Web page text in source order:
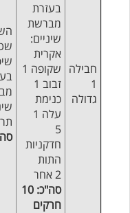
חבילה
1
גדולה
בעזרת
מברשת
שיניים:
אקרית
שקופה 1
זבוב 1
כנימת
עלה 1
5
חדקניות
התות
2 אחר
סה"כ: 10
חרקים
עוזר הכשרות של כושרות
בינה מלאכותית · זמין תמיד
בדיקת חרקים
חרקים בפירות, ירקות
שאלות כשרות
מספר כושרות ומאמרי האתר